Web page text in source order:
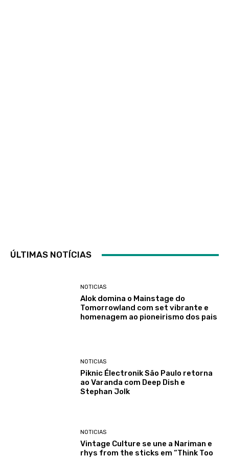
ÚLTIMAS NOTÍCIAS
NOTICIAS
Alok domina o Mainstage do
Tomorrowland com set vibrante e
homenagem ao pioneirismo dos pais
NOTICIAS
Piknic Électronik São Paulo retorna
ao Varanda com Deep Dish e
Stephan Jolk
NOTICIAS
Vintage Culture se une a Nariman e
rhys from the sticks em “Think Too